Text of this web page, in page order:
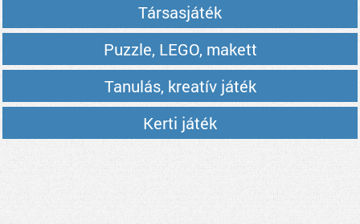
Társasjáték
Puzzle, LEGO, makett
Tanulás, kreatív játék
Kerti játék